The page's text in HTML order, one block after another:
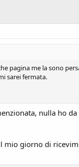
pagina me la sono
sarei fermata.
nulla ho
mio giorno di